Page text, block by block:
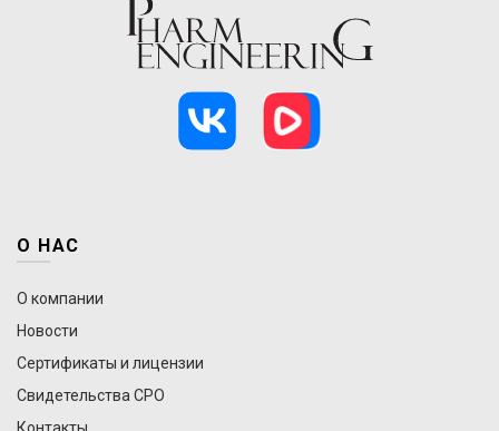
О НАС
О компании
Новости
Сертификаты и лицензии
Свидетельства СРО
Контакты